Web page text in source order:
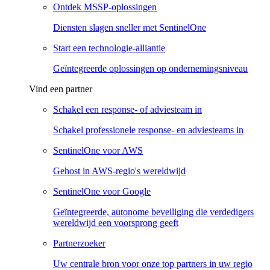
Ontdek MSSP-oplossingen
Diensten slagen sneller met SentinelOne
Start een technologie-alliantie
Geïntegreerde oplossingen op ondernemingsniveau
Vind een partner
Schakel een response- of adviesteam in
Schakel professionele response- en adviesteams in
SentinelOne voor AWS
Gehost in AWS-regio's wereldwijd
SentinelOne voor Google
Geïntegreerde, autonome beveiliging die verdedigers
wereldwijd een voorsprong geeft
Partnerzoeker
Uw centrale bron voor onze top partners in uw regio